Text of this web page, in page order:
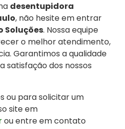
desentupidora
, não hesite em entrar
Soluções. Nossa equipe
o melhor atendimento,
Garantimos a qualidade
satisfação dos nossos
ou para solicitar um
site em
ou entre em contato